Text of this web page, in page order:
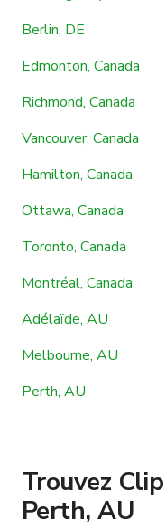
Berlin, DE
Edmonton, Canada
Richmond, Canada
Vancouver, Canada
Hamilton, Canada
Ottawa, Canada
Toronto, Canada
Montréal, Canada
Adélaïde, AU
Melbourne, AU
Perth, AU
Trouvez
Perth, AU